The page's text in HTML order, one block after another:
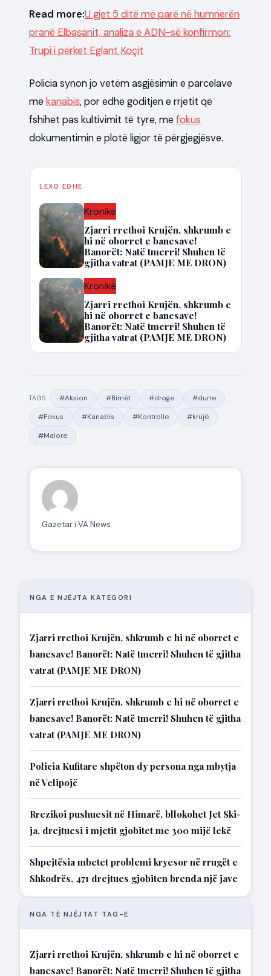
Read more:U gjet 5 ditë më parë në humnerën
pranë Elbasanit, analiza e ADN-së konfirmon:
Trupi i përket Eglant Koçit
Policia synon jo vetëm asgjësimin e parcelave
me kanabis, por edhe goditjen e rrjetit që
fshihet pas kultivimit të tyre, me fokus
dokumentimin e plotë ligjor të përgjegjësve.
LEXO EDHE
Kronikë
Zjarri rrethoi Krujën, shkrumb e
hi në oborret e banesave!
Banorët: Natë tmerri! Shuhen të
gjitha vatrat (PAMJE ME DRON)
Kronikë
Zjarri rrethoi Krujën, shkrumb e
hi në oborret e banesave!
Banorët: Natë tmerri! Shuhen të
gjitha vatrat (PAMJE ME DRON)
TAGS: #Aksion #Bimët #droge #durre
#Fokus #Kanabis #Kontrolle #krujë
#Malore
Gazetar i VA News.
NGA E NJËJTA KATEGORI
Zjarri rrethoi Krujën, shkrumb e hi në oborret e
banesave! Banorët: Natë tmerri! Shuhen të gjitha
vatrat (PAMJE ME DRON)
Zjarri rrethoi Krujën, shkrumb e hi në oborret e
banesave! Banorët: Natë tmerri! Shuhen të gjitha
vatrat (PAMJE ME DRON)
Policia Kufitare shpëton dy persona nga mbytja
në Velipojë
Rrezikoi pushuesit në Himarë, bllokohet Jet Ski-
ja, drejtuesi i mjetit gjobitet me 300 mijë lekë
Shpejtësia mbetet problemi kryesor në rrugët e
Shkodrës, 471 drejtues gjobiten brenda një jave
NGA TË NJËJTAT TAG-E
Zjarri rrethoi Krujën, shkrumb e hi në oborret e
banesave! Banorët: Natë tmerri! Shuhen të gjitha